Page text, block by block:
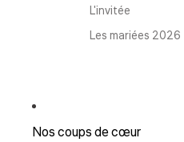
L'invitée
Les mariées 2026
Nos coups de cœur